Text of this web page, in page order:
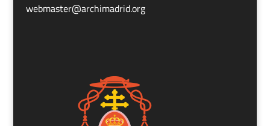
webmaster@archimadrid.org